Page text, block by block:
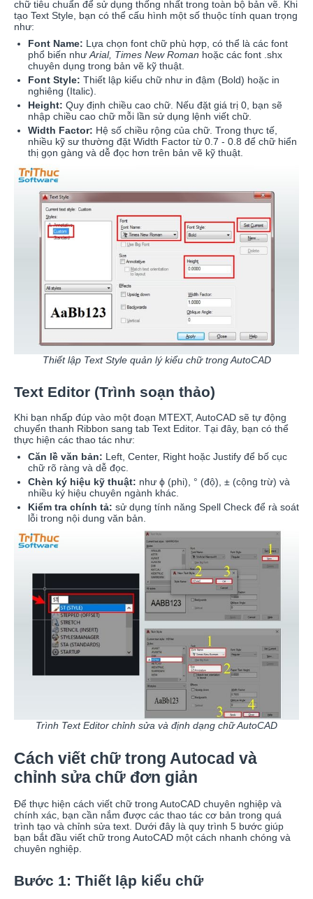
chữ tiêu chuẩn để sử dụng thống nhất trong toàn bộ bản vẽ. Khi
tạo Text Style, bạn có thể cấu hình một số thuộc tính quan trọng
như:
Font Name: Lựa chọn font chữ phù hợp, có thể là các font
phổ biến như Arial, Times New Roman hoặc các font .shx
chuyên dụng trong bản vẽ kỹ thuật.
Font Style: Thiết lập kiểu chữ như in đậm (Bold) hoặc in
nghiêng (Italic).
Height: Quy định chiều cao chữ. Nếu đặt giá trị 0, bạn sẽ
nhập chiều cao chữ mỗi lần sử dụng lệnh viết chữ.
Width Factor: Hệ số chiều rộng của chữ. Trong thực tế,
nhiều kỹ sư thường đặt Width Factor từ 0.7 - 0.8 để chữ hiển
thị gọn gàng và dễ đọc hơn trên bản vẽ kỹ thuật.
Thiết lập Text Style quản lý kiểu chữ trong AutoCAD
Text Editor (Trình soạn thảo)
Khi bạn nhấp đúp vào một đoạn MTEXT, AutoCAD sẽ tự động
chuyển thanh Ribbon sang tab Text Editor. Tại đây, bạn có thể
thực hiện các thao tác như:
Căn lề văn bản: Left, Center, Right hoặc Justify để bố cục
chữ rõ ràng và dễ đọc.
Chèn ký hiệu kỹ thuật: như ϕ (phi), ° (độ), ± (cộng trừ) và
nhiều ký hiệu chuyên ngành khác.
Kiểm tra chính tả: sử dụng tính năng Spell Check để rà soát
lỗi trong nội dung văn bản.
Trình Text Editor chỉnh sửa và định dạng chữ AutoCAD
Cách viết chữ trong Autocad và
chỉnh sửa chữ đơn giản
Để thực hiện cách viết chữ trong AutoCAD chuyên nghiệp và
chính xác, bạn cần nắm được các thao tác cơ bản trong quá
trình tạo và chỉnh sửa text. Dưới đây là quy trình 5 bước giúp
bạn bắt đầu viết chữ trong AutoCAD một cách nhanh chóng và
chuyên nghiệp.
Bước 1: Thiết lập kiểu chữ